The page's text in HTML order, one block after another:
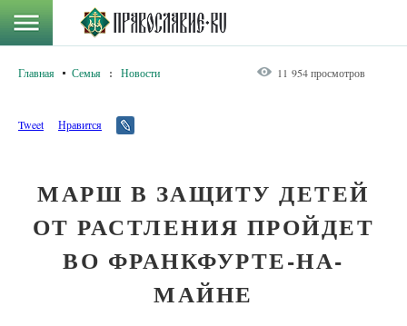
Главная Семья : Новости 11 954 просмотров
Tweet Нравится
МАРШ В ЗАЩИТУ ДЕТЕЙ
ОТ РАСТЛЕНИЯ ПРОЙДЕТ
ВО ФРАНКФУРТЕ-НА-
МАЙНЕ